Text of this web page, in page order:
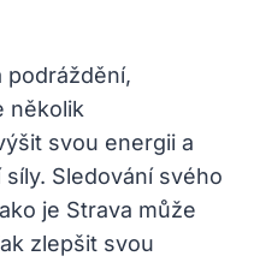
podráždění,
několik
svou energii a
Sledování svého
je Strava může
zlepšit svou